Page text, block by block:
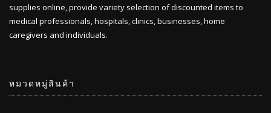
supplies online, provide variety selection of discounted items to
medical professionals, hospitals, clinics, businesses, home
caregivers and individuals.
หมวดหมู่สินค้า